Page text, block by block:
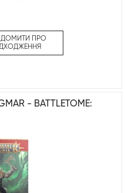
ПРО
- BATTLETOME: